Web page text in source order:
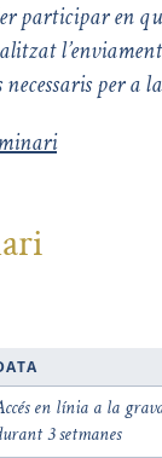
participar en
per a
en línia a la
3 setmanes